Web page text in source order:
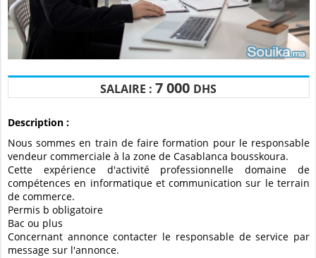
SALAIRE :7 000 DHS
Description :
Nous sommes en train de faire formation pour le responsable
vendeur commerciale à la zone de Casablanca bousskoura.
Cette expérience d'activité professionnelle domaine de
compétences en informatique et communication sur le terrain
de commerce.
Permis b obligatoire
Bac ou plus
Concernant annonce contacter le responsable de service par
message sur l'annonce.